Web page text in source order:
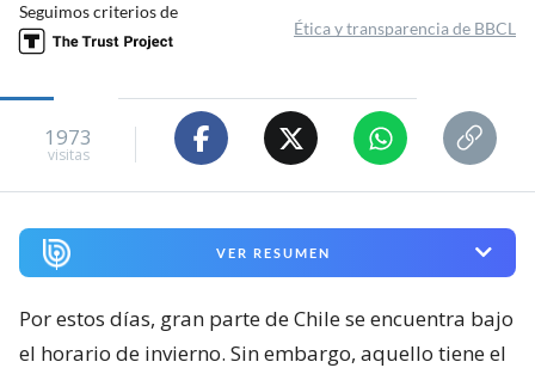
Seguimos criterios de
Ética y transparencia de BBCL
1973
visitas
VER RESUMEN
Por estos días, gran parte de Chile se encuentra bajo
el horario de invierno. Sin embargo, aquello tiene el